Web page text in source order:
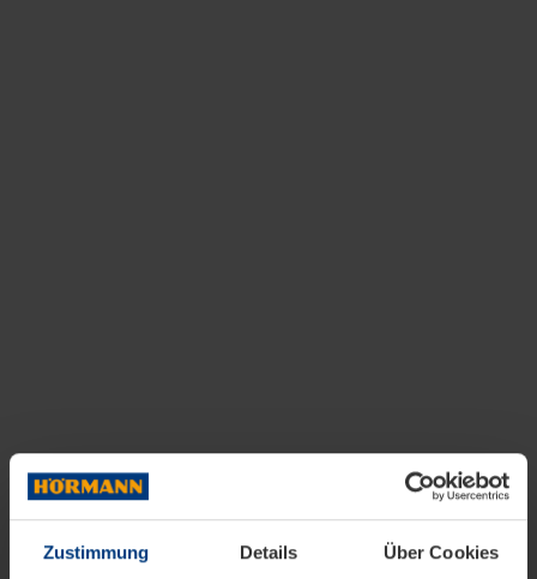
Zustimmung Details Über Cookies